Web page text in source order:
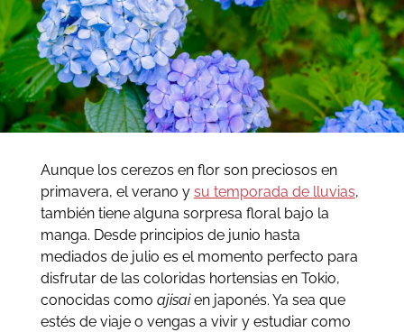
Aunque los cerezos en flor son preciosos en
primavera, el verano y su temporada de lluvias,
también tiene alguna sorpresa floral bajo la
manga. Desde principios de junio hasta
mediados de julio es el momento perfecto para
disfrutar de las coloridas hortensias en Tokio,
conocidas como ajisaien japonés. Ya sea que
estés de viaje o vengas a vivir y estudiar como